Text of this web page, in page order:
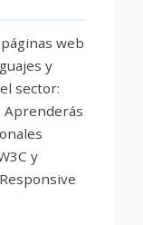
web
y
sector:
Aprenderás
y